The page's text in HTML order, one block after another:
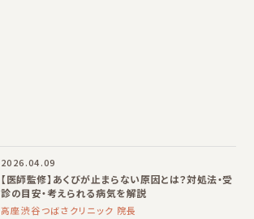
2026.04.09
【医師監修】あくびが止まらない原因とは？対処法・受
診の目安・考えられる病気を解説
高座渋谷つばさクリニック 院長